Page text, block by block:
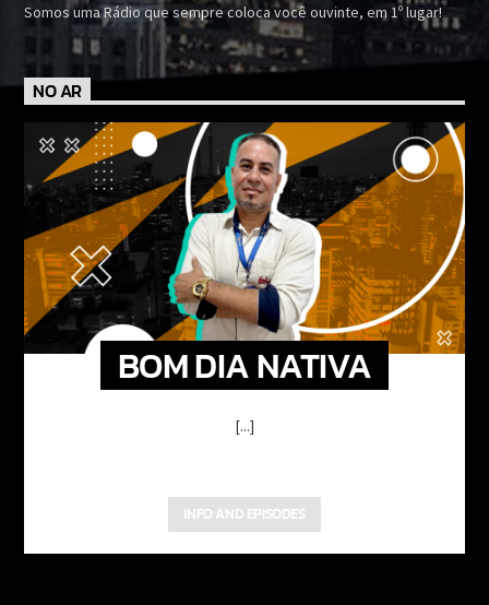
Somos uma Rádio que sempre coloca você ouvinte, em 1º lugar!
NO AR
BOM DIA NATIVA
[...]
INFO AND EPISODES